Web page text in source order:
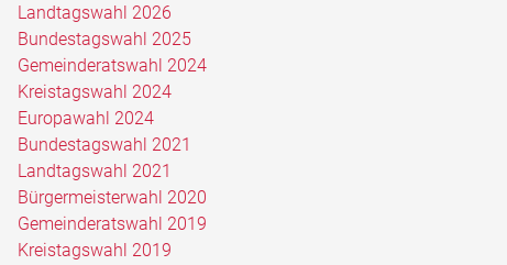
Landtagswahl 2026
Bundestagswahl 2025
Gemeinderatswahl 2024
Kreistagswahl 2024
Europawahl 2024
Bundestagswahl 2021
Landtagswahl 2021
Bürgermeisterwahl 2020
Gemeinderatswahl 2019
Kreistagswahl 2019